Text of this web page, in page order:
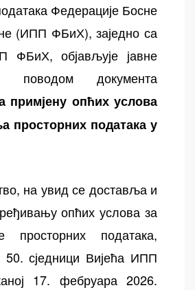
Федерације Босне
(ИПП ФБиХ), заједно са
ФБиХ, објављује јавне
поводом документа
примјену опћих услова
просторних података у
на увид се доставља и
опћих услова за
просторних података,
сједници Вијећа ИПП
17. фебруара 2026.